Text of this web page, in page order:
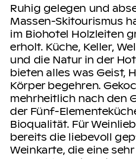
Ruhig gelegen und
Massen-Skitourismus
im Biohotel Holzleiten
erholt. Küche, Keller,
und die Natur in der
bieten alles was Geist,
Körper begehren.
mehrheitlich nach den
der Fünf-
Bioqualität. Für
bereits die liebevoll
Weinkarte, die eine